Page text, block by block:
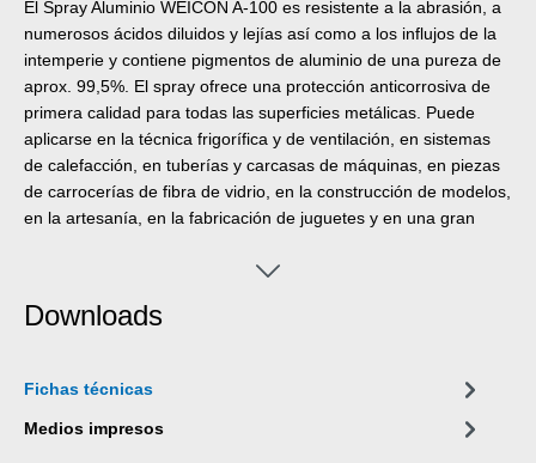
El Spray Aluminio WEICON A-100 es resistente a la abrasión, a
numerosos ácidos diluidos y lejías así como a los influjos de la
intemperie y contiene pigmentos de aluminio de una pureza de
aprox. 99,5%. El spray ofrece una protección anticorrosiva de
primera calidad para todas las superficies metálicas. Puede
aplicarse en la técnica frigorífica y de ventilación, en sistemas
de calefacción, en tuberías y carcasas de máquinas, en piezas
de carrocerías de fibra de vidrio, en la construcción de modelos,
en la artesanía, en la fabricación de juguetes y en una gran
Downloads
Fichas técnicas
Medios impresos